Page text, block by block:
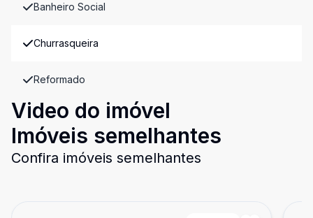
Banheiro Social
Churrasqueira
Reformado
Video do imóvel
Imóveis semelhantes
Confira imóveis semelhantes